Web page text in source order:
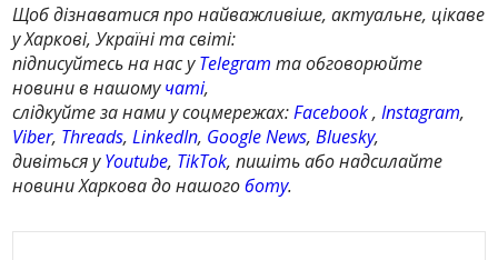
Щоб дізнаватися про найважливіше, актуальне, цікаве
у Харкові, Україні та світі:
підписуйтесь на нас уTelegram та обговорюйте
новини в нашомучаті,
слідкуйте за нами у соцмережах:Facebook,Instagram,
Viber, Threads,LinkedIn, Google News,Bluesky,
дивіться уYoutube, TikTok, пишіть або надсилайте
новини Харкова до нашогоботу.